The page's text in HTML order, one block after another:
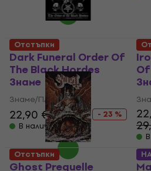
Dark Funeral Order Of
The Black Hordes
Знаме
Знаме/Плакат
22,90 €29,90 €
- 23 %
В наличност
Отстъпки
Ghost Prequelle
Отстъпки